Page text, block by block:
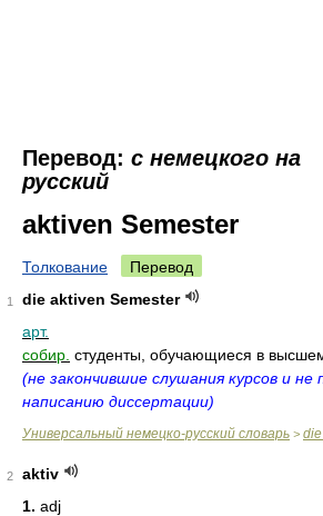
Перевод: с немецкого на
русский
aktiven Semester
Толкование Перевод
1
die aktiven Semester
арт.
собир. студенты, обучающиеся в
(не закончившие слушания курсов и не
написанию диссертации)
Универсальный немецко-русский словарь >
2
aktiv
1. adj